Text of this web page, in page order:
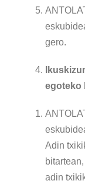
gero.
egoteko
Adin
adin